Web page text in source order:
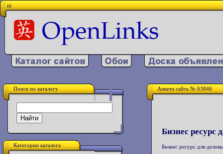
iii
Поиск по каталогу
Категории каталога
Анкета сайта № 63846
Бизнес ресурс
Бизнес ресурс для